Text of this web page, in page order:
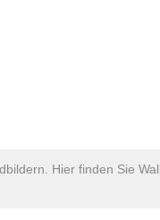
Hier finden Sie